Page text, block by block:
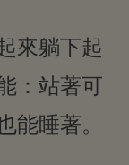
來躺下起
：站著可
能睡著。